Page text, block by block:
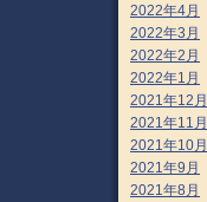
2022年4月
2022年3月
2022年2月
2022年1月
2021年12月
2021年11月
2021年10月
2021年9月
2021年8月